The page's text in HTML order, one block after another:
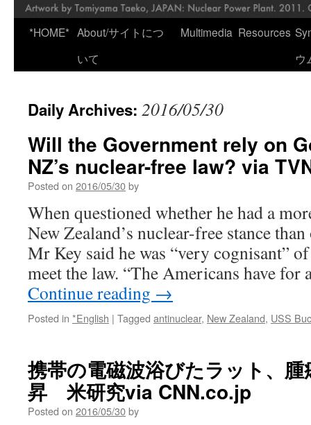
*HOME* About/サイトにつ
いて
Multimedia Resources
ウ
Daily Archives: 2016/05/30
Will the Government rely on
NZ’s nuclear-free law? via
Posted on 2016/05/30by
When questioned whether he had a
New Zealand’s nuclear-free stance
Mr Key said he was “very cognisant”
meet the law. “The Americans have
Continue reading →
Posted in *English | Tagged antinuclear, New Zealand, USS
携帯の電磁波浴びたラット、
昇 米研究via CNN.co.jp
Posted on 2016/05/30by